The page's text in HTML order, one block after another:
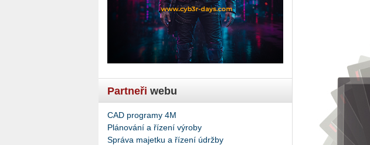
Partneři webu
CAD programy 4M
Plánování a řízení výroby
Správa majetku a řízení údržby